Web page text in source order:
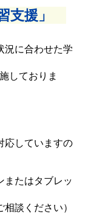
支援」
況に合わせた学
しておりま
応していますの
またはタブレッ
相談ください）